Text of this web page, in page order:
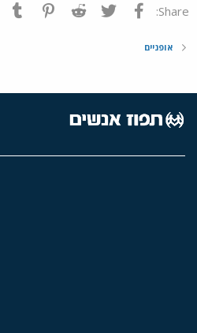
Share: פייסבוק Twitter
Reddit
אופניים